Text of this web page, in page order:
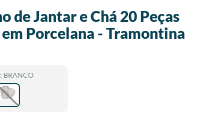
de Jantar e Chá 20 Peças
Porcelana - Tramontina
: BRANCO